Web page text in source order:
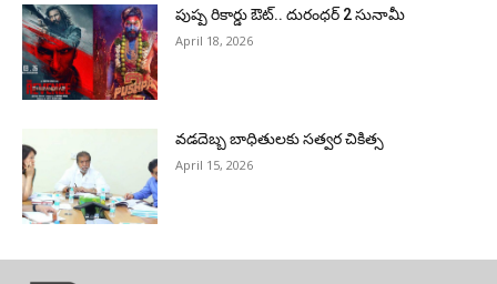
పుష్ప రికార్డు ఔట్‌.. దురంధ‌ర్ 2 సునామీ
April 18, 2026
వడదెబ్బ బాధితులకు సత్వర చికిత్స
April 15, 2026